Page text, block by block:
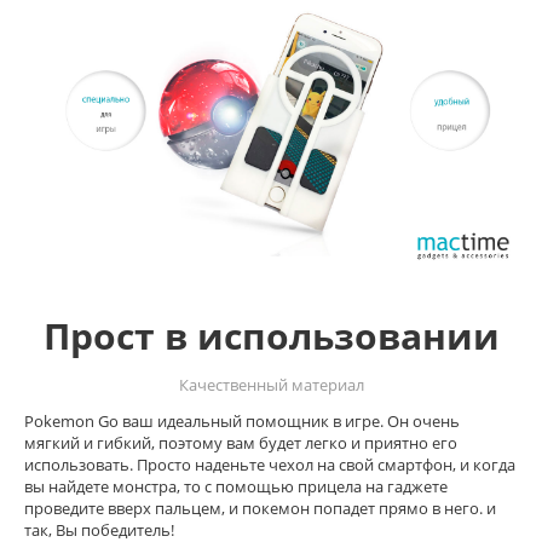
Прост в использовании
Качественный материал
Pokemon Go ваш идеальный помощник в игре. Он очень
мягкий и гибкий, поэтому вам будет легко и приятно его
использовать. Просто наденьте чехол на свой смартфон, и когда
вы найдете монстра, то с помощью прицела на гаджете
проведите вверх пальцем, и покемон попадет прямо в него. и
так, Вы победитель!